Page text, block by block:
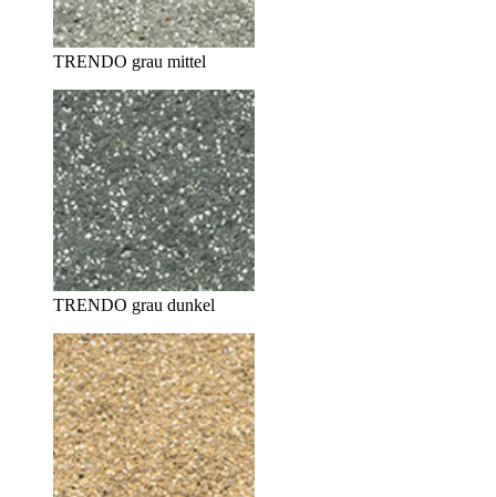
TRENDO grau mittel
TRENDO grau dunkel